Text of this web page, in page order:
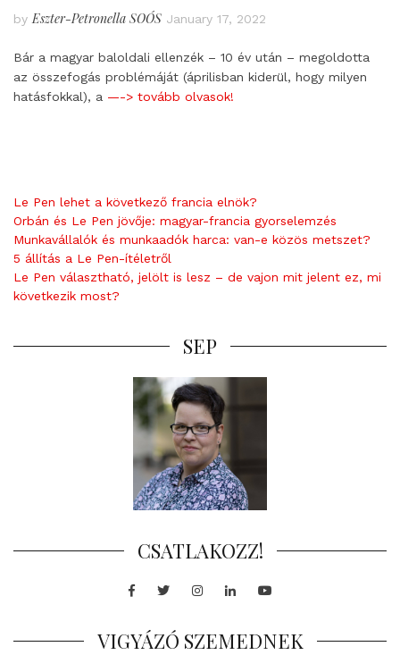
by Eszter-Petronella SOÓS January 17, 2022
Bár a magyar baloldali ellenzék – 10 év után – megoldotta
az összefogás problémáját (áprilisban kiderül, hogy milyen
hatásfokkal), a —-> tovább olvasok!
Le Pen lehet a következő francia elnök?
Orbán és Le Pen jövője: magyar-francia gyorselemzés
Munkavállalók és munkaadók harca: van-e közös metszet?
5 állítás a Le Pen-ítéletről
Le Pen választható, jelölt is lesz – de vajon mit jelent ez, mi
következik most?
SEP
CSATLAKOZZ!
Facebook
TwitterInstagram
LinkedInYoutube
VIGYÁZÓ SZEMEDNEK